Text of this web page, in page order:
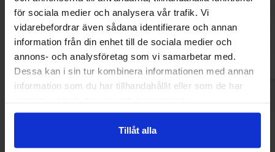
för sociala medier och analysera vår trafik. Vi
vidarebefordrar även sådana identifierare och annan
information från din enhet till de sociala medier och
annons- och analysföretag som vi samarbetar med.
Dessa kan i sin tur kombinera informationen med annan
information som du har tillhandahållit eller som de har
Tillåt alla
16.90 kr
Køb
Andre kunne lide